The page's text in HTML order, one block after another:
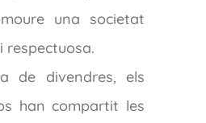
una societat
respectuosa.
de divendres, els
han compartit les